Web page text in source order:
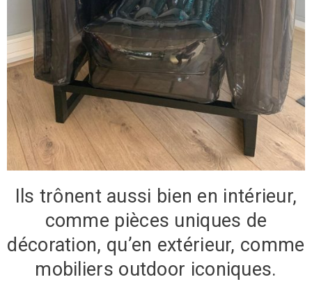
Ils trônent aussi bien en intérieur,
comme pièces uniques de
décoration, qu’en extérieur, comme
mobiliers outdoor iconiques.